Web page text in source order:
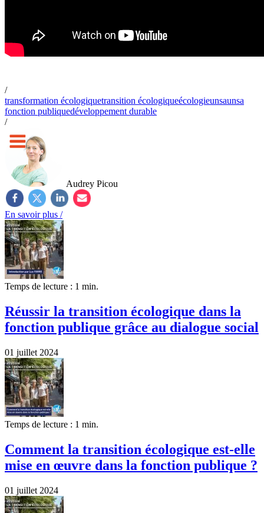
/
transformation écologiquetransition écologiqueécologieunsaunsa
fonction publiquedéveloppement durable
/
Audrey Picou
En savoir plus /
Temps de lecture : 1 min.
Réussir la transition écologique dans la
fonction publique grâce au dialogue social
01 juillet 2024
Temps de lecture : 1 min.
Comment la transition écologique est-elle
mise en œuvre dans la fonction publique ?
01 juillet 2024